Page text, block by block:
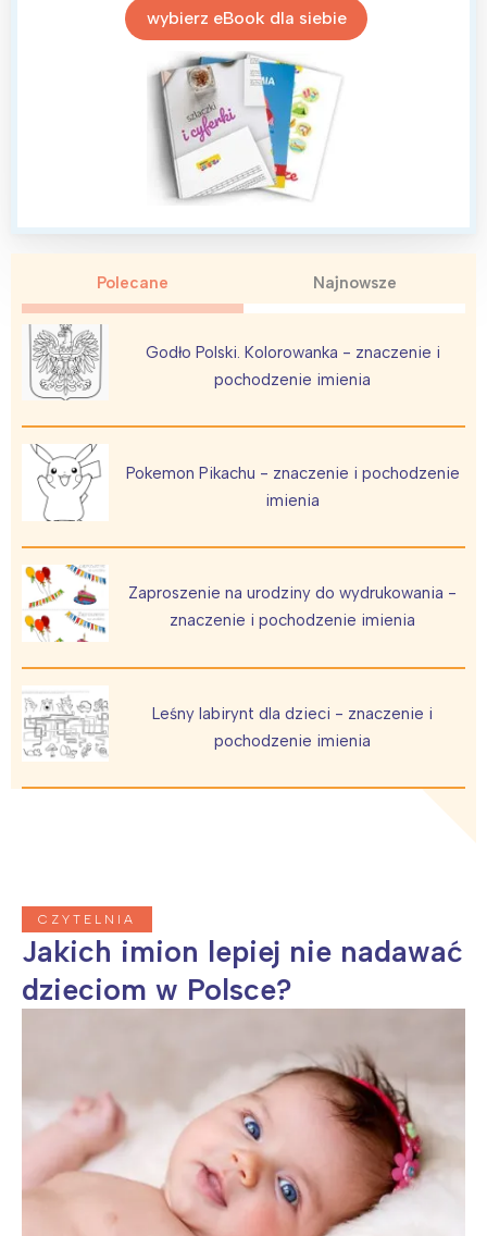
wybierz eBook dla siebie
Polecane Najnowsze
Godło Polski. Kolorowanka - znaczenie i
pochodzenie imienia
Pokemon Pikachu - znaczenie i pochodzenie
imienia
Zaproszenie na urodziny do wydrukowania -
znaczenie i pochodzenie imienia
Leśny labirynt dla dzieci - znaczenie i
pochodzenie imienia
CZYTELNIA
Jakich imion lepiej nie nadawać
dzieciom w Polsce?
Trójmiasto
Wrocław
Kraków
Południe
Północ
Wszystkie